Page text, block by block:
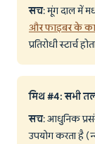
सच: मूंग दाल में
और फाइबर के
प्रतिरोधी स्टार्च
मिथ #4: सभी
सच: आधुनिक
उपयोग करता है